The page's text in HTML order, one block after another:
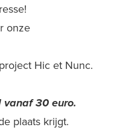
onze
Hic et Nunc.
vanaf 30 euro.
plaats krijgt.